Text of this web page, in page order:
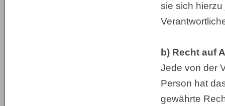
sie sich
b) Recht auf
Jede von der
Person hat
gewährte